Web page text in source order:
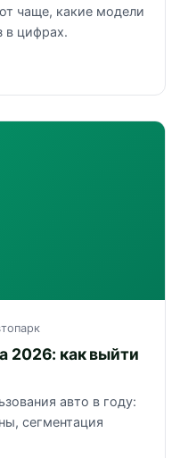
чаще, какие модели
в цифрах.
2026: как выйти
авто в году:
сегментация